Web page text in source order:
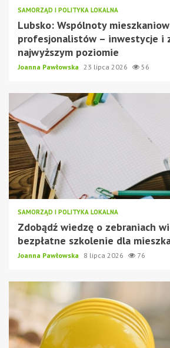
SAMORZĄD I POLITYKA LOKALNA
Lubsko: Wspólnoty
profesjonalistów – inwestycje i
najwyższym poziomie
Joanna Pawłowska 23 lipca 2026 56
SAMORZĄD I POLITYKA LOKALNA
Zdobądź wiedzę o zebraniach
bezpłatne szkolenie dla
Joanna Pawłowska 8 lipca 2026 76